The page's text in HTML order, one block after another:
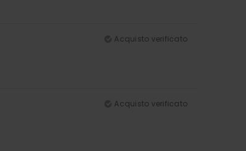
Acquisto verificato
Acquisto verificato